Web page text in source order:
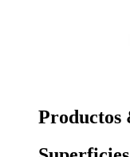
Productos